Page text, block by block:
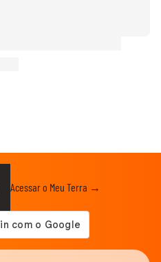
Acessar o Meu Terra →